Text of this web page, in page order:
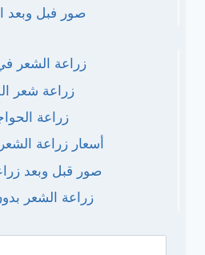
صور فبل وبعد
زراعة الشعر
زراعة شعر
زراعة
أسعار زراعة
صور قبل وبعد
زراعة الشعر